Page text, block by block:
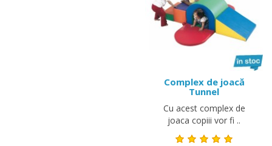
Complex de joacă
Tunnel
Cu acest complex de
joaca copiii vor fi ..